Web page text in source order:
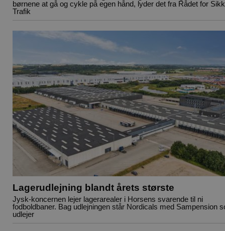
børnene at gå og cykle på egen hånd, lyder det fra Rådet for
Trafik
Lagerudlejning blandt årets største
Jysk-koncernen lejer lagerarealer i Horsens svarende til ni
fodboldbaner. Bag udlejningen står Nordicals med Sampension
udlejer